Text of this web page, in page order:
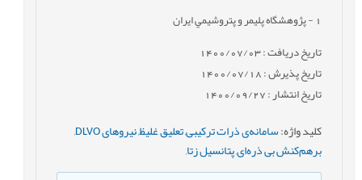
- پژوهشگاه پليمر و پتروشيمي ايران
تاریخ دریافت : 1400/07/03
تاریخ پذیرش : 1400/07/18
تاریخ انتشار : 1400/09/27
کلید واژه:سامانه‌ی ذرات ترکیبی,تعلیق غلیظ,نیروهای DLVO
,
برهم‌کنش بی ذره‌ای,پتانسیل زتا,